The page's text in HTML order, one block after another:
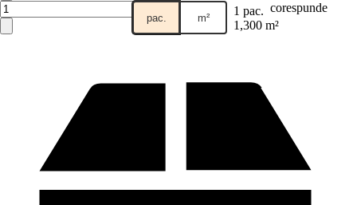
pac. m² 1 pac. corespunde
1,300 m²